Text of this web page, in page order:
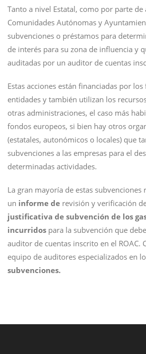
Tanto a nivel Estatal, como por parte de
Comunidades Autónomas y
subvenciones o préstamos para
de interés para su zona de influencia y
auditadas por un auditor de cuentas
Estas acciones están financiadas por
entidades y también utilizan los
otras administraciones, el caso más
fondos europeos, si bien hay otros
(estatales, autonómicos o locales) que
subvenciones a las empresas para el
determinadas actividades.
La gran mayoría de estas subvenciones
un informe de revisión y verificación
justificativa de subvención de los
incurridos para la subvención que
auditor de cuentas inscrito en el ROAC.
equipo de auditores especializados en
subvenciones.